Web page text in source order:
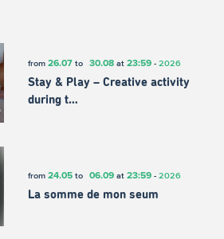
from 26.07to 30.08at 23:59- 2026
Stay & Play – Creative activity
during t…
from 24.05to 06.09at 23:59- 2026
La somme de mon seum